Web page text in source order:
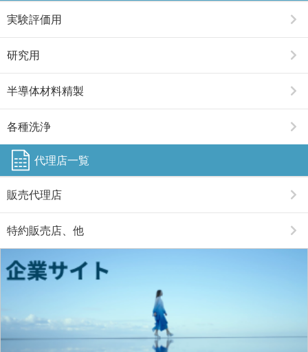
実験評価用
研究用
半導体材料精製
各種洗浄
代理店一覧
販売代理店
特約販売店、他